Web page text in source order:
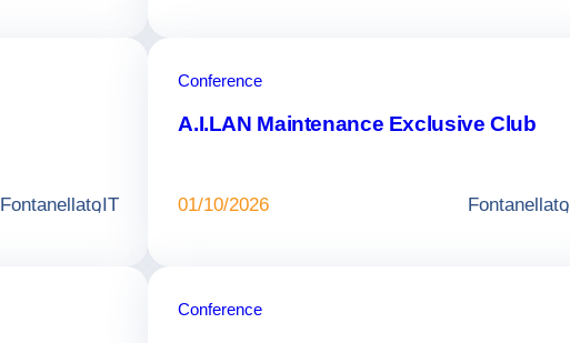
Fontanellato
,IT
Conference
A.I.LAN Maintenance Exclusive Club
01/10/2026 Fontanellato
,
Conference